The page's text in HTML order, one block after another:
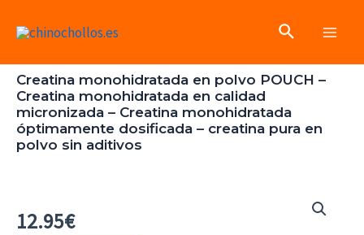
Buscar
Creatina monohidratada en polvo POUCH –
Creatina monohidratada en calidad
micronizada – Creatina monohidratada
óptimamente dosificada – creatina pura en
polvo sin aditivos
12.95€